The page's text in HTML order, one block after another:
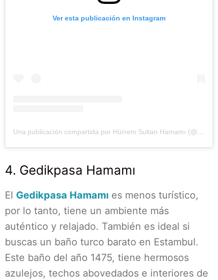
Ver esta publicación en Instagram
Una publicación compartida por Hürrem Sultan Hamamı (@ayasofyahurremsultanhamami)
4. Gedikpasa Hamamı
El Gedikpasa Hamamı es menos turístico,
por lo tanto, tiene un ambiente más
auténtico y relajado. También es ideal si
buscas un baño turco barato en Estambul.
Este baño del año 1475, tiene hermosos
azulejos, techos abovedados e interiores de